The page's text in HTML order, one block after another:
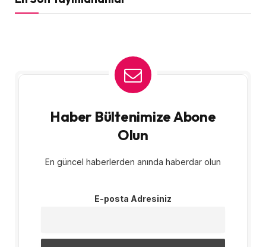
Haber Bültenimize Abone
Olun
En güncel haberlerden anında haberdar olun
E-posta Adresiniz